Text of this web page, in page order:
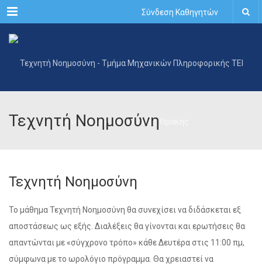
Menu Σύνδεση Καθηγητών
Τεχνητή Νοημοσύνη
Τεχνητή Νοημοσύνη
Το μάθημα Τεχνητή Νοημοσύνη θα συνεχίσει να διδάσκεται εξ
αποστάσεως ως εξής. Διαλέξεις θα γίνονται και ερωτήσεις θα
απαντώνται με «σύγχρονο τρόπο» κάθε Δευτέρα στις 11:00 πμ,
σύμφωνα με το ωρολόγιο πρόγραμμα. Θα χρειαστεί να